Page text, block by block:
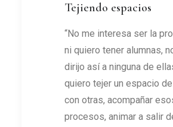
Tejiendo espacios
“No me interesa ser la
ni quiero tener alumnas,
dirijo así a ninguna de
quiero tejer un espacio
con otras, acompañar
procesos, animar a salir